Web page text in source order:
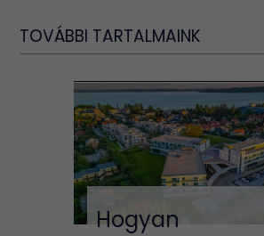
TOVÁBBI TARTALMAINK
Hogyan